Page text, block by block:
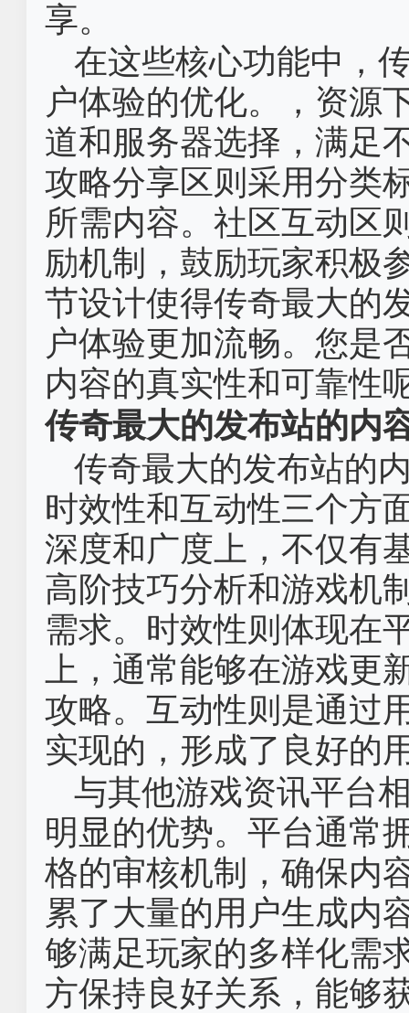
享。
在这些核心功能中，
户体验的优化。，资源
道和服务器选择，满足
攻略分享区则采用分类
所需内容。社区互动区
励机制，鼓励玩家积极
节设计使得传奇最大的
户体验更加流畅。您是
内容的真实性和可靠性
传奇最大的发布站的内
传奇最大的发布站的
时效性和互动性三个方
深度和广度上，不仅有
高阶技巧分析和游戏机
需求。时效性则体现在
上，通常能够在游戏更
攻略。互动性则是通过
实现的，形成了良好的
与其他游戏资讯平台
明显的优势。平台通常
格的审核机制，确保内
累了大量的用户生成内
够满足玩家的多样化需
方保持良好关系，能够